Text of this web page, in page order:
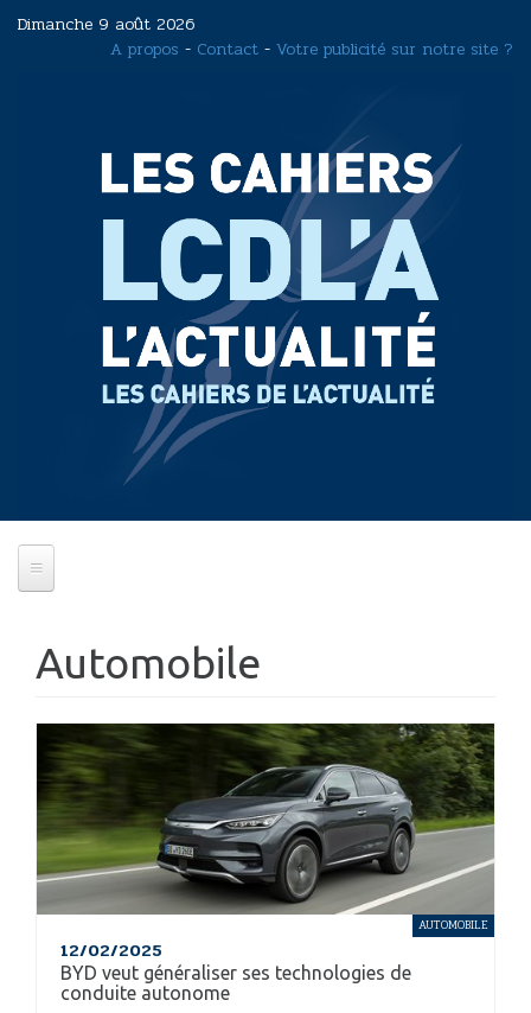
Dimanche 9 août 2026
A propos - Contact - Votre publicité sur notre site ?
Automobile
12/02/2025
BYD veut généraliser ses technologies de
conduite autonome
AUTOMOBILE